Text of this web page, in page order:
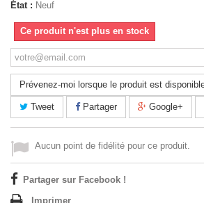
État : Neuf
Ce produit n'est plus en stock
Prévenez-moi lorsque le produit est
Tweet Partager Google+
Aucun point de fidélité pour ce produit.
Partager sur Facebook !
Imprimer